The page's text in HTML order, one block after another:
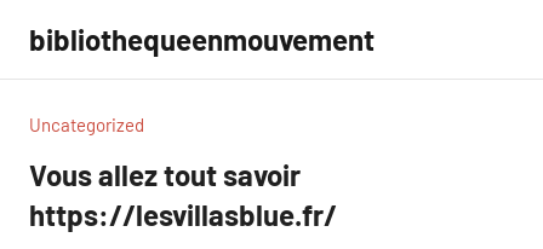
contenu
bibliothequeenmouvement
Uncategorized
Vous allez tout savoir
https://lesvillasblue.fr/